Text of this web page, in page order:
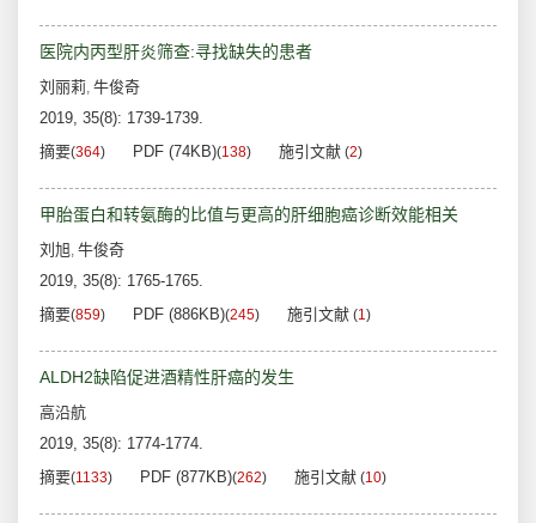
医院内丙型肝炎筛查:寻找缺失的患者
刘丽莉, 牛俊奇
2019, 35(8): 1739-1739.
摘要(364) PDF (74KB)(138) 施引文献 (2)
甲胎蛋白和转氨酶的比值与更高的肝细胞癌诊断效能相关
刘旭, 牛俊奇
2019, 35(8): 1765-1765.
摘要(859) PDF (886KB)(245) 施引文献 (1)
ALDH2缺陷促进酒精性肝癌的发生
高沿航
2019, 35(8): 1774-1774.
摘要(1133) PDF (877KB)(262) 施引文献 (10)